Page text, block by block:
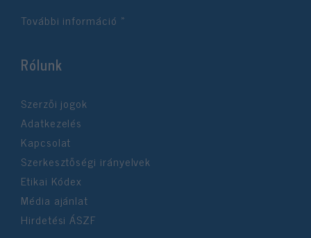
További információ »
Rólunk
Szerzői jogok
Adatkezelés
Kapcsolat
Szerkesztőségi irányelvek
Etikai Kódex
Média ajánlat
Hirdetési ÁSZF